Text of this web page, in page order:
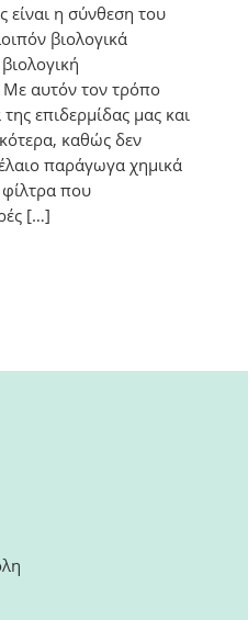
είναι η σύνθεση του
βιολογικά
Με αυτόν τον τρόπο
επιδερμίδας μας και
καθώς δεν
παράγωγα χημικά
φίλτρα που
[…]